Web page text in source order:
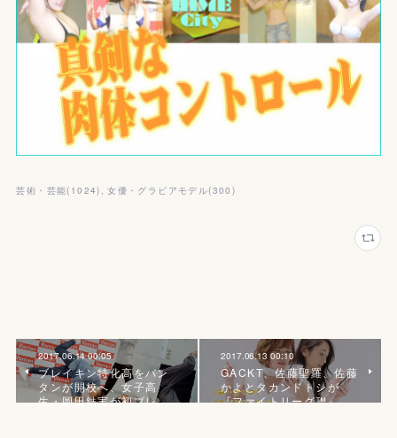
芸術・芸能( 1024) 女優・グラビアモデル(300 )
2017.06.14 00:05
ブレイキン特化高をバン
タンが開校へ、女子高
生・岡田結実が初ブレ…
2017.06.13 00:10
GACKT、佐藤聖羅、佐藤
かよとタカンドトシが
『ファイトリーグ™』